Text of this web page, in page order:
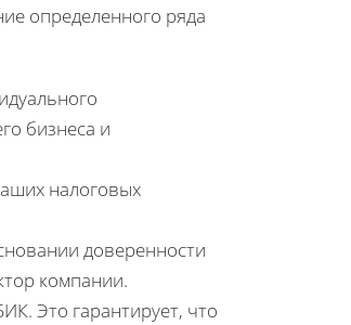
определенного ряда
бизнеса и
налоговых
доверенности
компании.
Это гарантирует, что